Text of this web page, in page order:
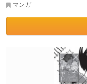
マンガ